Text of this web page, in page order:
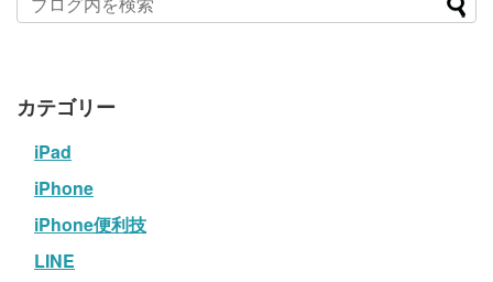
カテゴリー
iPad
iPhone
iPhone便利技
LINE